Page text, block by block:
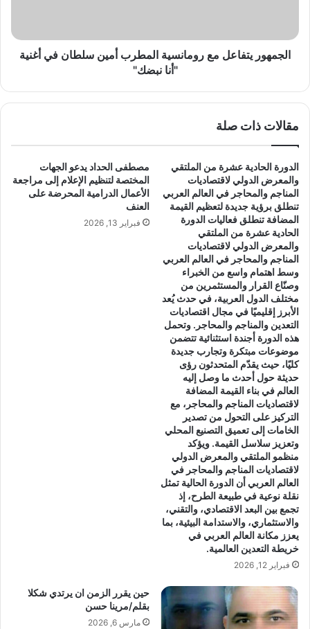
ف
و
ل
ق
ا
ل
ع
ر
ئ
س
ل
م
ن
ا
ز
ل
ا
ه
ز
ة
ع
ل
ى
ا
ل
م
ف
ت
ا
ت
ع
م
ا
ن
س
ي
ا
ل
م
ط
ر
ب
أ
م
ن
س
ط
ا
ن
ف
ي
أ
ن
ي
ة
أ
ن
ا
الجمهور يتفاعل مع رومانسية المطرب أمين سلطان في أغنية
"أنا نبضك"
مقالات ذات صلة
الدورة الحادية عشرة من الملتقي
والمعرض الدولي لاقتصاديات
المناجم والمحاجر في العالم العربي
تنطلق برؤية جديدة لتعظيم القيمة
المضافة تنطلق فعاليات الدورة
الحادية عشرة من الملتقي
والمعرض الدولي لاقتصاديات
المناجم والمحاجر في العالم العربي
وسط اهتمام واسع من الخبراء
وصنّاع القرار والمستثمرين من
مختلف الدول العربية، في حدث يُعد
الأبرز إقليميًا في مجال اقتصاديات
التعدين والمناجم والمحاجر. وتحمل
هذه الدورة أجندة استثنائية تتضمن
موضوعات مبتكرة وتجارب جديدة
كليًا، حيث يقدّم المتحدثون رؤى
حديثة حول أحدث ما وصل إليه
العالم في بناء القيمة المضافة
لاقتصاديات المناجم والمحاجر، مع
التركيز على التحول من تصدير
الخامات إلى تعميق التصنيع المحلي
وتعزيز سلاسل القيمة. ويؤكد
منظمو الملتقي والمعرض الدولي
لاقتصاديات المناجم والمحاجر في
العالم العربي أن الدورة الحالية تمثل
نقلة نوعية في طبيعة الطرح، إذ
تجمع بين البعد الاقتصادي، والتقني،
والاستثماري، والاستدامة البيئية، بما
يعزز مكانة العالم العربي في
خريطة التعدين العالمية.
فبراير 12, 2026
مصطفى الحداد يدعو الجهات
المختصة لتنظيم الإعلام إلى مراجعة
الأعمال الدرامية المحرضة على
العنف
فبراير 13, 2026
حين يقرر الزمن ان يرتدي شكلا
بقلم/مرينا حسن
مارس 6, 2026